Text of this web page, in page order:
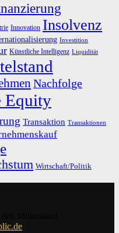
Innovation Insolvenz
Investition
Künstliche Intelligenz Liquidität
Nachfolge
Equity
Transaktion Transaktionen
Wirtschaft/Politik